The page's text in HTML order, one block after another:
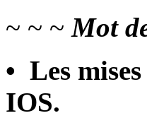
~ ~ ~Mot
• Les
IOS.